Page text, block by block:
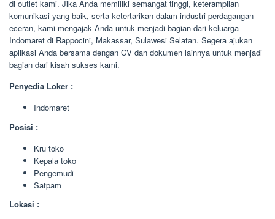
di outlet kami. Jika Anda memiliki semangat tinggi, keterampilan
komunikasi yang baik, serta ketertarikan dalam industri perdagangan
eceran, kami mengajak Anda untuk menjadi bagian dari keluarga
Indomaret di Rappocini, Makassar, Sulawesi Selatan. Segera ajukan
aplikasi Anda bersama dengan CV dan dokumen lainnya untuk menjadi
bagian dari kisah sukses kami.
Penyedia Loker :
Indomaret
Posisi :
Kru toko
Kepala toko
Pengemudi
Satpam
Lokasi :